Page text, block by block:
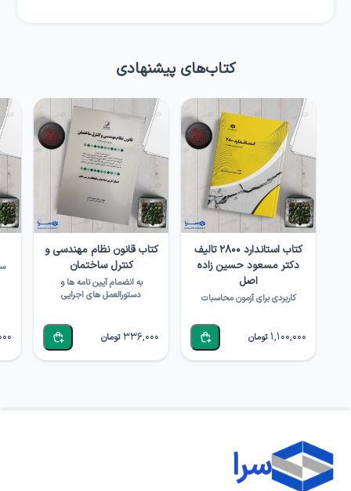
کتاب‌های پیشنهادی
کتاب استاندارد ۲۸۰۰ تالیف
دکتر مسعود حسین زاده
اصل
کاربردی برای آزمون محاسبات
1,100,000 تومان
کتاب قانون نظام مهندسی و
کنترل ساختمان
به انضمام آیین نامه ها و
دستورالعمل های اجرایی
336,000 تومان
سرا